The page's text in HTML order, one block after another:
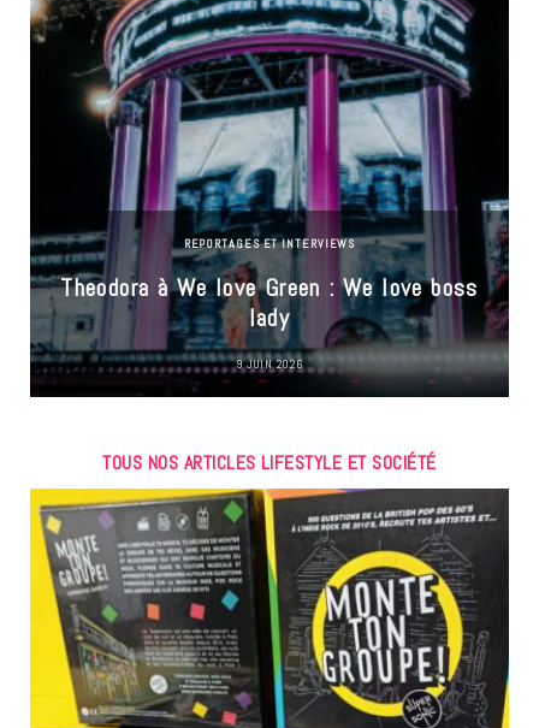
REPORTAGES ET INTERVIEWS
Theodora à We love Green : We love boss
lady
9 JUIN 2026
TOUS NOS ARTICLES LIFESTYLE ET SOCIÉTÉ